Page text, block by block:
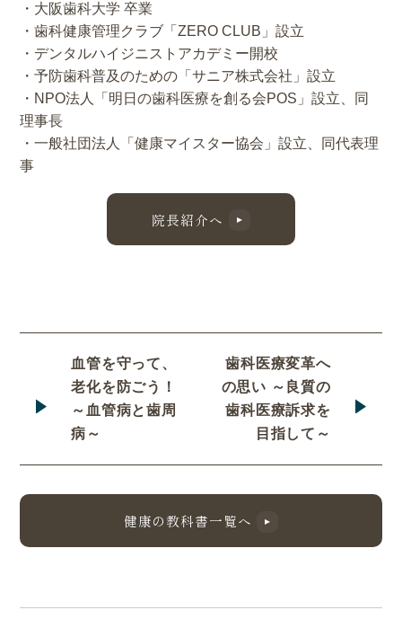
・大阪歯科大学 卒業
・歯科健康管理クラブ「ZERO CLUB」設立
・デンタルハイジニストアカデミー開校
・予防歯科普及のための「サニア株式会社」設立
・NPO法人「明日の歯科医療を創る会POS」設立、同
理事長
・一般社団法人「健康マイスター協会」設立、同代表理
事
院長紹介へ
血管を守って、
老化を防ごう！
～血管病と歯周
病～
歯科医療変革へ
の思い ～良質の
歯科医療訴求を
目指して～
健康の教科書一覧へ